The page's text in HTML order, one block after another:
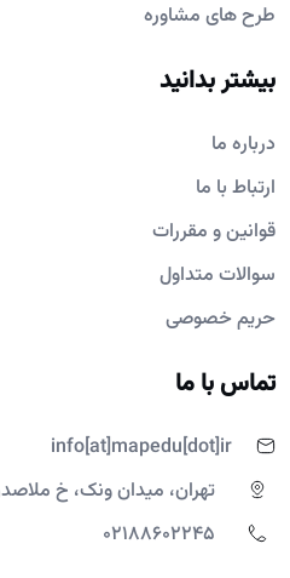
طرح های مشاوره
بیشتر بدانید
درباره ما
ارتباط با ما
قوانین و مقررات
سوالات متداول
حریم خصوصی
تماس با ما
info[at]mapedu[dot]ir
تهران، میدان ونک، خ
02188602245